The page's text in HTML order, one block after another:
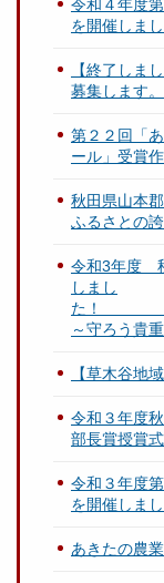
令和４年度
を開催しまし
【終了しま
募集します。
第２２回「
ール」受賞
秋田県山本
ふるさとの
令和3年度
しまし
～守ろう貴
【草木谷
令和３年度
部長賞授賞
令和３年度
を開催しまし
あきたの農